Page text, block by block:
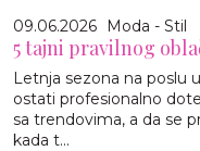
09.06.2026 Moda - Stil
5 tajni pravilnog
Letnja sezona na poslu
ostati profesionalno
sa trendovima, a da se
kada t...